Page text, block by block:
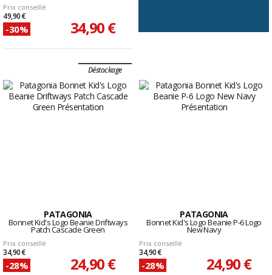
Prix conseillé
49,90 €
-30% 34,90 €
Déstockage
PATAGONIA
Bonnet Kid's Logo Beanie Driftways
Patch Cascade Green
Prix conseillé
34,90 €
-28% 24,90 €
PATAGONIA
Bonnet Kid's Logo Beanie P-6 Logo
New Navy
Prix conseillé
34,90 €
-28% 24,90 €